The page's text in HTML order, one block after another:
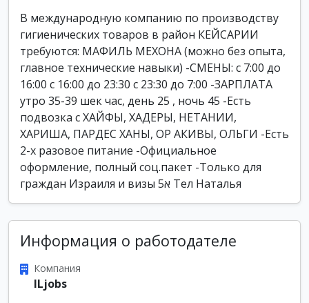
В международную компанию по производству
гигиенических товаров в район КЕЙСАРИИ
требуются: МАФИЛЬ МЕХОНА (можно без опыта,
главное технические навыки) -СМЕНЫ: с 7:00 до
16:00 с 16:00 до 23:30 с 23:30 до 7:00 -ЗАРПЛАТА
утро 35-39 шек час, день 25 , ночь 45 -Есть
подвозка с ХАЙФЫ, ХАДЕРЫ, НЕТАНИИ,
ХАРИША, ПАРДЕС ХАНЫ, ОР АКИВЫ, ОЛЬГИ -Есть
2-х разовое питание -Официальное
оформление, полный соц.пакет -Только для
граждан Израиля и визы 5א Тел Наталья
Информация о работодателе
Компания
ILjobs